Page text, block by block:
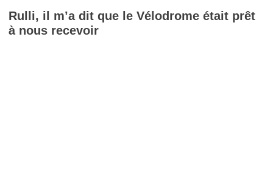
Rulli, il m’a dit que le Vélodrome était prêt
à nous recevoir